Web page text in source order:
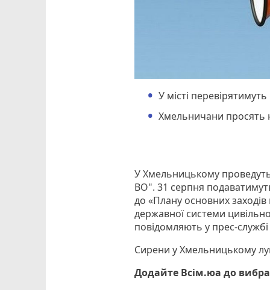
У місті
Хмельничани просять
У Хмельницькому
ВО". 31 серпня
до «Плану основних заходів
державної системи
повідомляють у прес-
Сирени у Хмельницькому
Додайте Всім.юа до